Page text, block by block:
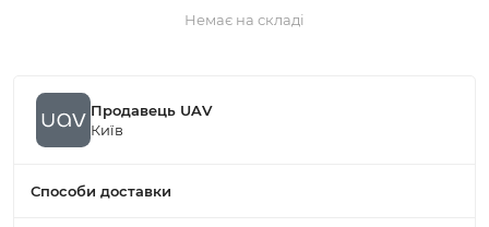
Немає на складі
Продавець UAV
Київ
Способи доставки